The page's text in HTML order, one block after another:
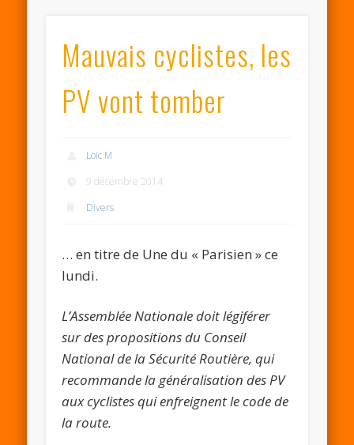
Mauvais cyclistes, les
PV vont tomber
Loic M
9 décembre 2014
Divers
… en titre de Une du « Parisien » ce
lundi.
L’Assemblée Nationale doit légiférer
sur des propositions du Conseil
National de la Sécurité Routière, qui
recommande la généralisation des PV
aux cyclistes qui enfreignent le code de
la route.